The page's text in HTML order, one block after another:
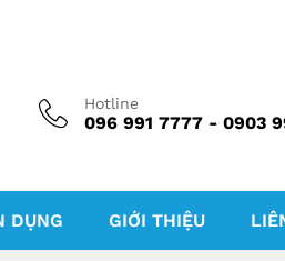
Hotline
096 991 7777 - 0903
DỤNG GIỚI THIỆU